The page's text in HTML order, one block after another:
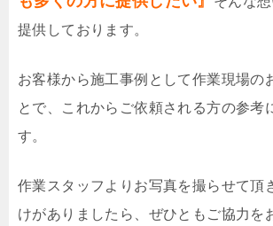
提供しております。
お客様から施工事例として作業現場の
とで、これからご依頼される方の参考
す。
作業スタッフよりお写真を撮らせて頂
けがありましたら、ぜひともご協力を